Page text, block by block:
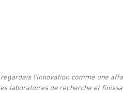
regardais l'innovation comme une
laboratoires de recherche et